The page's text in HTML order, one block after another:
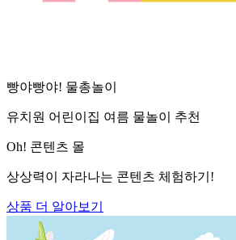
빵야빵야! 물총놀이
유치원 어린이집 여름 물놀이 추천
Oh! 콘텐츠 몰
상상력이 자라나는 콘텐츠 체험하기!
상품 더 알아보기